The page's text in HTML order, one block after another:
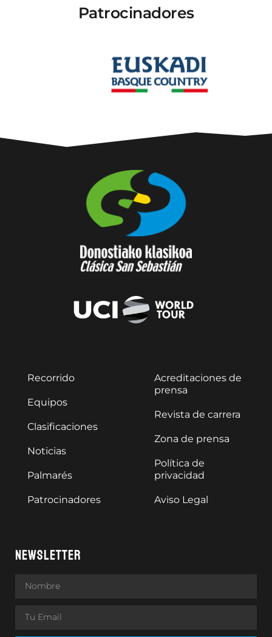
Patrocinadores
Recorrido
Equipos
Clasificaciones
Noticias
Palmarés
Patrocinadores
Acreditaciones de
prensa
Revista de carrera
Zona de prensa
Política de
privacidad
Aviso Legal
NEWSLETTER